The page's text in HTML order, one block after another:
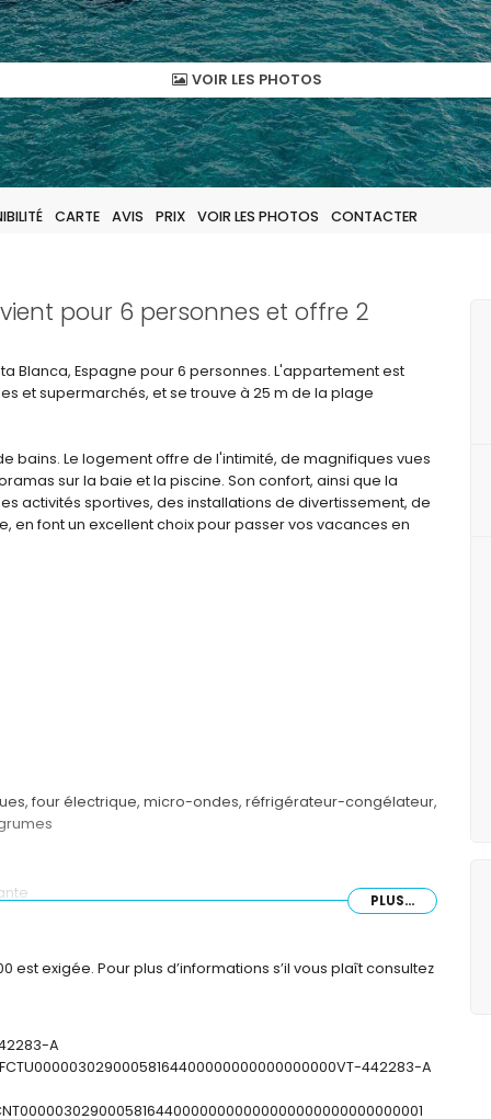
VOIR LES PHOTOS
CARTE AVIS PRIX VOIR LES PHOTOS CONTACTER
pour 6 personnes et offre 2
Blanca, Espagne pour 6 personnes. L'appartement est
et supermarchés, et se trouve à 25 m de la plage
bains. Le logement offre de l'intimité, de magnifiques vues
sur la baie et la piscine. Son confort, ainsi que la
activités sportives, des installations de divertissement, de
en font un excellent choix pour passer vos vacances en
four électrique, micro-ondes, réfrigérateur-congélateur,
et toilettes
PLUS...
exigée. Pour plus d’informations s’il vous plaît consultez
A
442283-A